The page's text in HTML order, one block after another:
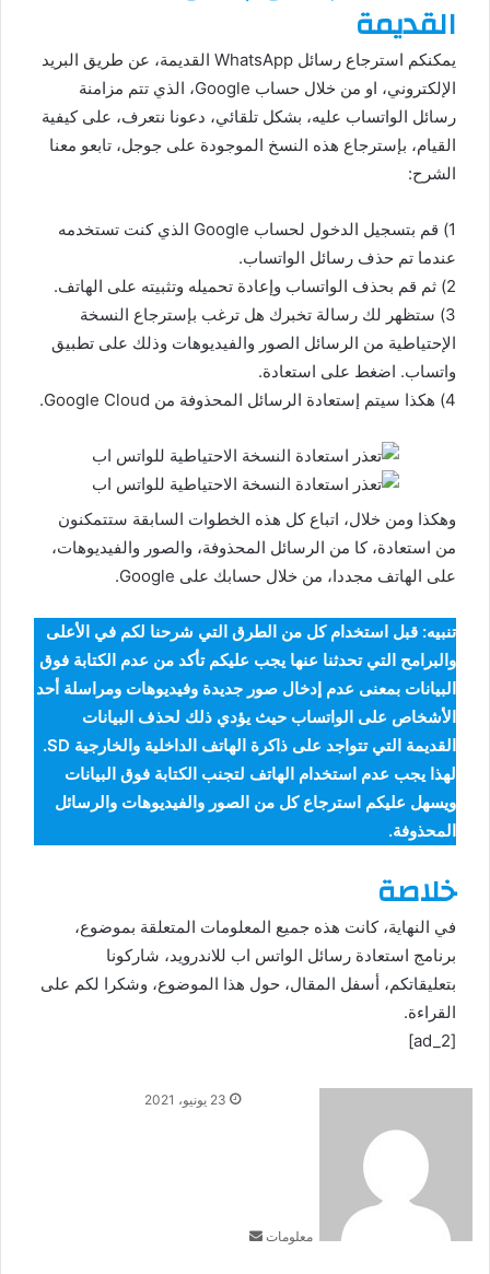
القديمة
يمكنكم استرجاع رسائل WhatsApp القديمة، عن طريق البريد
الإلكتروني، او من خلال حساب Google، الذي تتم مزامنة
رسائل الواتساب عليه، بشكل تلقائي، دعونا نتعرف، على كيفية
القيام، بإسترجاع هذه النسخ الموجودة على جوجل، تابعو معنا
الشرح:
1) قم بتسجيل الدخول لحساب Google الذي كنت تستخدمه
عندما تم حذف رسائل الواتساب.
2) ثم قم بحذف الواتساب وإعادة تحميله وتثبيته على الهاتف.
3) ستظهر لك رسالة تخبرك هل ترغب بإسترجاع النسخة
الإحتياطية من الرسائل الصور والفيديوهات وذلك على تطبيق
واتساب. اضغط على استعادة.
4) هكذا سيتم إستعادة الرسائل المحذوفة من Google Cloud.
وهكذا ومن خلال، اتباع كل هذه الخطوات السابقة ستتمكنون
من استعادة، كا من الرسائل المحذوفة، والصور والفيديوهات،
على الهاتف مجددا، من خلال حسابك على Google.
تنبيه: قبل استخدام كل من الطرق التي شرحنا لكم في الأعلى
والبرامح التي تحدثنا عنها يجب عليكم تأكد من عدم الكتابة فوق
البيانات بمعنى عدم إدخال صور جديدة وفيديوهات ومراسلة أحد
الأشخاص على الواتساب حيث يؤدي ذلك لحذف البيانات
القديمة التي تتواجد على ذاكرة الهاتف الداخلية والخارجية SD.
لهذا يجب عدم استخدام الهاتف لتجنب الكتابة فوق البيانات
ويسهل عليكم استرجاع كل من الصور والفيديوهات والرسائل
المحذوفة.
خلاصة
في النهاية، كانت هذه جميع المعلومات المتعلقة بموضوع،
برنامج استعادة رسائل الواتس اب للاندرويد، شاركونا
بتعليقاتكم، أسفل المقال، حول هذا الموضوع، وشكرا لكم على
القراءة.
[ad_2]
معلومات
23 يونيو، 2021